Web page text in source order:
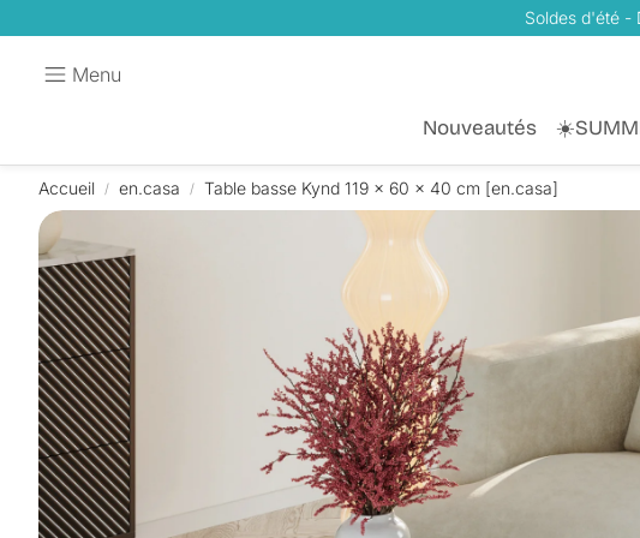
Soldes d'été -
Menu
Nouveautés
Accueil en.casa Table basse Kynd 119 x 60 x 40 cm [en.casa]